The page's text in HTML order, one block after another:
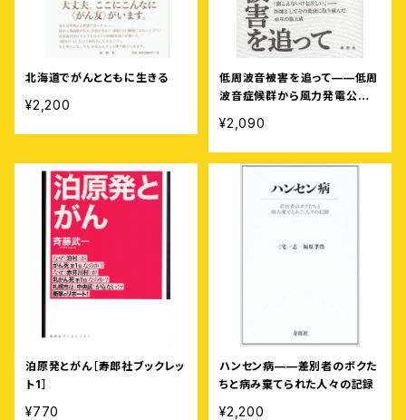
北海道でがんとともに生きる
¥2,200
低周波音被害を追って——低周
波音症候群から風力発電公害
¥2,090
泊原発とがん［寿郎社ブックレッ
ト1］
¥770
ハンセン病——差別者のボクた
ちと病み棄てられた人々の記録
¥2,200